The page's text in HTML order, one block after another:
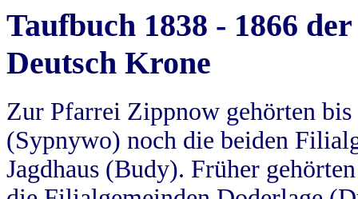
Taufbuch 1838 - 1866
Deutsch Krone
Zur Pfarrei Zippnow gehörten
(Sypnywo) noch die beiden
Jagdhaus (Budy). Früher